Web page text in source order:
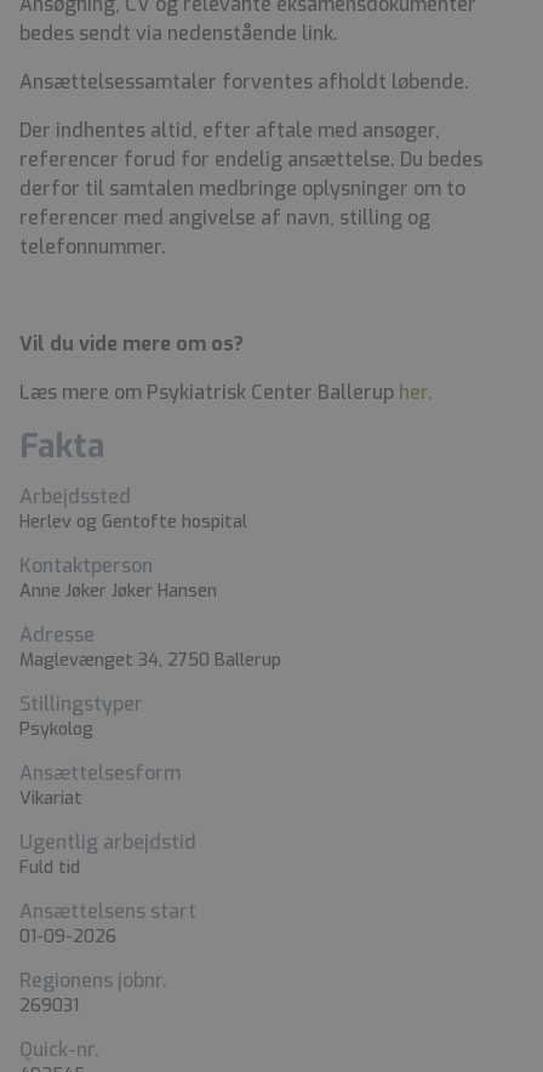
bedes sendt via nedenstående link.
Ansættelsessamtaler forventes afholdt løbende.
Der indhentes altid, efter aftale med ansøger,
referencer forud for endelig ansættelse. Du bedes
derfor til samtalen medbringe oplysninger om to
referencer med angivelse af navn, stilling og
telefonnummer.
Vil du vide mere om os?
Læs mere om Psykiatrisk Center Ballerup her.
Fakta
Arbejdssted
Herlev og Gentofte hospital
Kontaktperson
Anne Jøker Jøker Hansen
Adresse
Maglevænget 34, 2750 Ballerup
Stillingstyper
Psykolog
Ansættelsesform
Vikariat
Ugentlig arbejdstid
Fuld tid
Ansættelsens start
01-09-2026
Regionens jobnr.
269031
Quick-nr.